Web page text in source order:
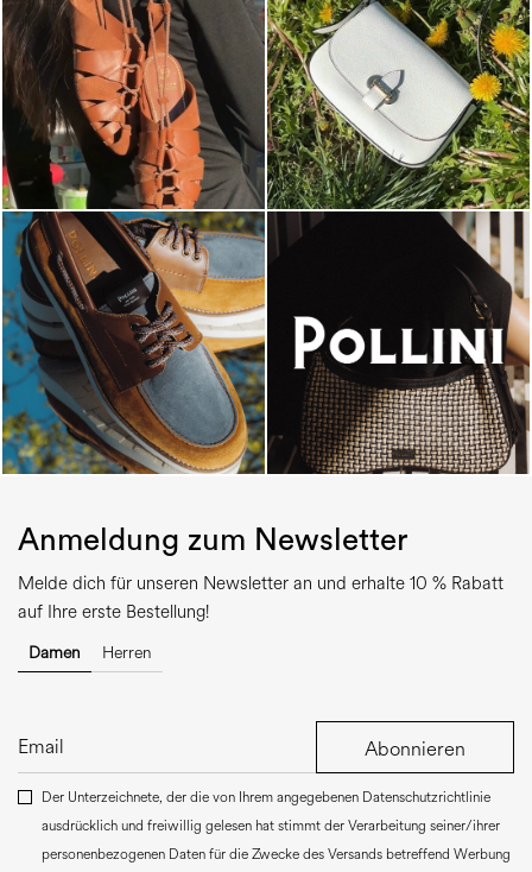
Anmeldung zum Newsletter
Melde dich für unseren Newsletter an und erhalte 10 % Rabatt
auf Ihre erste Bestellung!
Damen Herren
Abonnieren
Der Unterzeichnete, der die von Ihrem angegebenen Datenschutzrichtlinie
ausdrücklich und freiwillig gelesen hat stimmt der Verarbeitung seiner/ihrer
personenbezogenen Daten für die Zwecke des Versands betreffend Werbung